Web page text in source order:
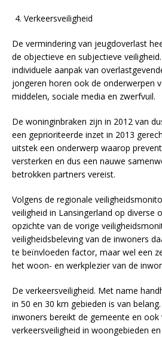
Verkeersveiligheid
De vermindering van jeugdoverlast
de objectieve en subjectieve
individuele aanpak van
jongeren horen ook de onderwerpen
middelen, sociale media en zwerfvuil.
De woninginbraken zijn in 2012 van
een geprioriteerde inzet in 2013
uitstek een onderwerp waarop
versterken en dus een nauwe
betrokken partners vereist.
Volgens de regionale
veiligheid in Lansingerland op diverse
opzichte van de vorige
veiligheidsbeleving van de inwoners
te beïnvloeden factor, maar wel een
het woon- en werkplezier van de
De verkeersveiligheid. Met name
in 50 en 30 km gebieden is van
inwoners bereikt de gemeente en
verkeersveiligheid in woongebieden